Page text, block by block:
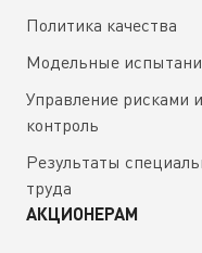
Политика качества
Модельные
Управление рисками
контроль
Результаты
труда
АКЦИОНЕРАМ